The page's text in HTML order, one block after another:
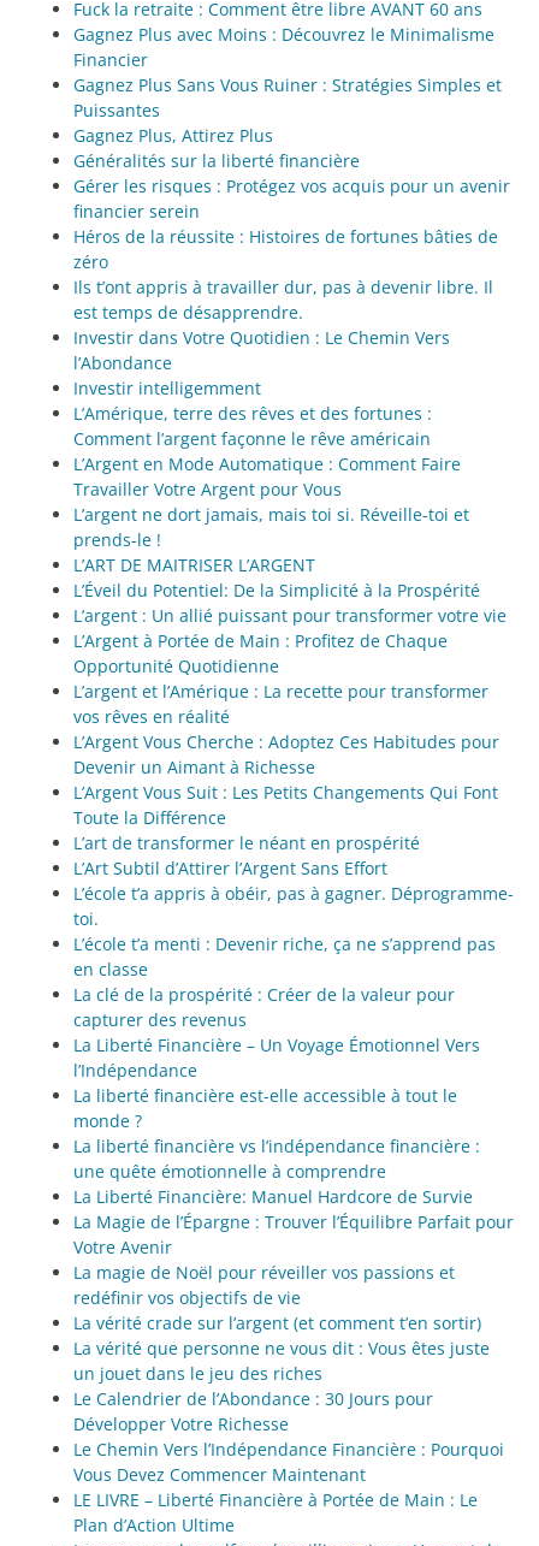
Fuck la retraite : Comment être libre AVANT 60 ans
Gagnez Plus avec Moins : Découvrez le Minimalisme
Financier
Gagnez Plus Sans Vous Ruiner : Stratégies Simples et
Puissantes
Gagnez Plus, Attirez Plus
Généralités sur la liberté financière
Gérer les risques : Protégez vos acquis pour un avenir
financier serein
Héros de la réussite : Histoires de fortunes bâties de
zéro
Ils t’ont appris à travailler dur, pas à devenir libre. Il
est temps de désapprendre.
Investir dans Votre Quotidien : Le Chemin Vers
l’Abondance
Investir intelligemment
L’Amérique, terre des rêves et des fortunes :
Comment l’argent façonne le rêve américain
L’Argent en Mode Automatique : Comment Faire
Travailler Votre Argent pour Vous
L’argent ne dort jamais, mais toi si. Réveille-toi et
prends-le !
L’ART DE MAITRISER L’ARGENT
L’Éveil du Potentiel: De la Simplicité à la Prospérité
L’argent : Un allié puissant pour transformer votre vie
L’Argent à Portée de Main : Profitez de Chaque
Opportunité Quotidienne
L’argent et l’Amérique : La recette pour transformer
vos rêves en réalité
L’Argent Vous Cherche : Adoptez Ces Habitudes pour
Devenir un Aimant à Richesse
L’Argent Vous Suit : Les Petits Changements Qui Font
Toute la Différence
L’art de transformer le néant en prospérité
L’Art Subtil d’Attirer l’Argent Sans Effort
L’école t’a appris à obéir, pas à gagner. Déprogramme-
toi.
L’école t’a menti : Devenir riche, ça ne s’apprend pas
en classe
La clé de la prospérité : Créer de la valeur pour
capturer des revenus
La Liberté Financière – Un Voyage Émotionnel Vers
l’Indépendance
La liberté financière est-elle accessible à tout le
monde ?
La liberté financière vs l’indépendance financière :
une quête émotionnelle à comprendre
La Liberté Financière: Manuel Hardcore de Survie
La Magie de l’Épargne : Trouver l’Équilibre Parfait pour
Votre Avenir
La magie de Noël pour réveiller vos passions et
redéfinir vos objectifs de vie
La vérité crade sur l’argent (et comment t’en sortir)
La vérité que personne ne vous dit : Vous êtes juste
un jouet dans le jeu des riches
Le Calendrier de l’Abondance : 30 Jours pour
Développer Votre Richesse
Le Chemin Vers l’Indépendance Financière : Pourquoi
Vous Devez Commencer Maintenant
LE LIVRE – Liberté Financière à Portée de Main : Le
Plan d’Action Ultime